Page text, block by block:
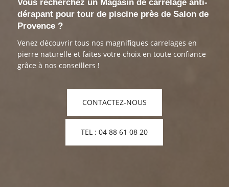
Vous recherchez un Magasin de carrelage anti-
dérapant pour tour de piscine près de Salon de
Provence ?
Venez découvrir tous nos magnifiques carrelages en
pierre naturelle et faites votre choix en toute confiance
grâce à nos conseillers !
CONTACTEZ-NOUS
TEL : 04 88 61 08 20